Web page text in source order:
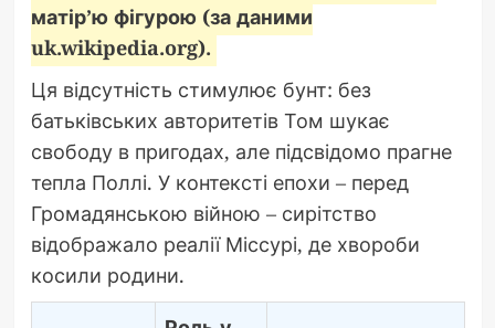
матір’ю фігурою (за даними
uk.wikipedia.org).
Ця відсутність стимулює бунт: без
батьківських авторитетів Том шукає
свободу в пригодах, але підсвідомо прагне
тепла Поллі. У контексті епохи – перед
Громадянською війною – сирітство
відображало реалії Міссурі, де хвороби
косили родини.